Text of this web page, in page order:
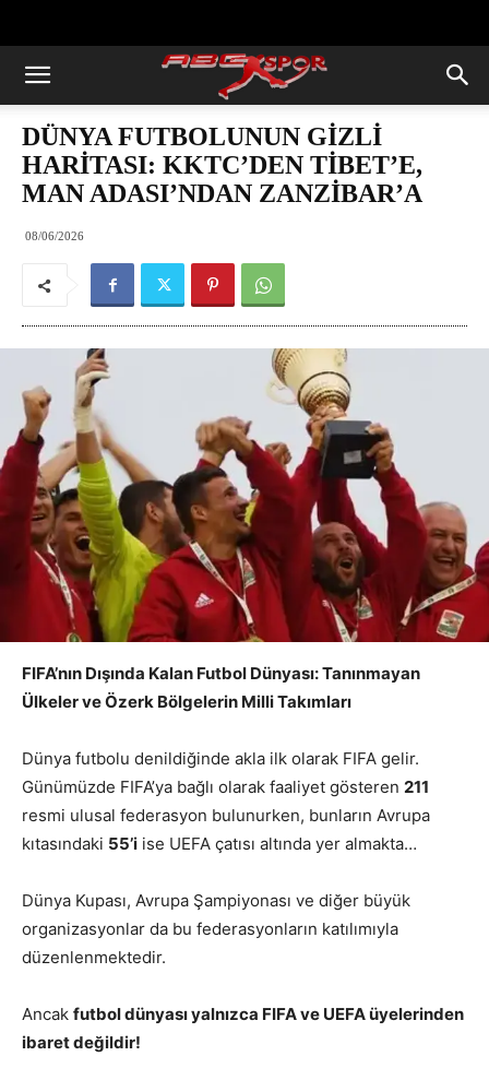
DÜNYA FUTBOLUNUN GİZLİ
HARİTASI: KKTC’DEN TİBET’E,
MAN ADASI’NDAN ZANZİBAR’A
08/06/2026
FIFA’nın Dışında Kalan Futbol Dünyası: Tanınmayan
Ülkeler ve Özerk Bölgelerin Milli Takımları
Dünya futbolu denildiğinde akla ilk olarak FIFA gelir.
Günümüzde FIFA’ya bağlı olarak faaliyet gösteren 211
resmi ulusal federasyon bulunurken, bunların Avrupa
kıtasındaki 55’i ise UEFA çatısı altında yer almakta…
Dünya Kupası, Avrupa Şampiyonası ve diğer büyük
organizasyonlar da bu federasyonların katılımıyla
düzenlenmektedir.
Ancak futbol dünyası yalnızca FIFA ve UEFA üyelerinden
ibaret değildir!